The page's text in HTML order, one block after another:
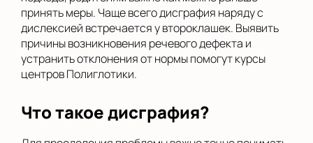
принять меры. Чаще всего дисграфия наряду с
дислексией встречается у второклашек. Выявить
причины возникновения речевого дефекта и
устранить отклонения от нормы помогут курсы
центров Полиглотики.
Что такое дисграфия?